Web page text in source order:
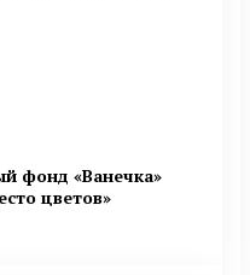
фонд «Ванечка»
цветов»